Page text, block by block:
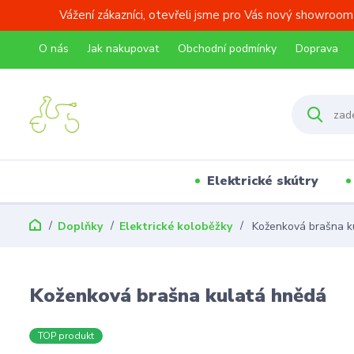
Vážení zákazníci, otevřeli jsme pro Vás nový
O nás Jak nakupovat Obchodní podmínky Doprava
Elektrické skútry
Doplňky Elektrické koloběžky Koženková brašna
Koženková brašna kulatá hnědá
TOP produkt